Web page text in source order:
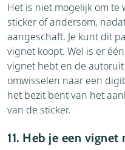
Het is niet mogelijk om
sticker of andersom,
aangeschaft. Je kunt dit
vignet koopt. Wel is er
vignet hebt en de
omwisselen naar een
het bezit bent van het
van de sticker.
11. Heb je een